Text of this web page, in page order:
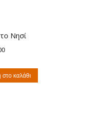
Νησί
Η
τιμήκαλάθι